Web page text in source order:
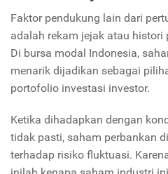
Faktor pendukung lain dari
adalah rekam jejak atau
Di bursa modal Indonesia,
menarik dijadikan sebagai
portofolio investasi investor.
Ketika dihadapkan dengan
tidak pasti, saham perbankan
terhadap risiko fluktuasi.